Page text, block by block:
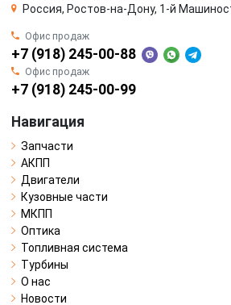
Россия, Ростов-на-Дону, 1-й
Офис продаж
+7 (918) 245-00-88
Офис продаж
+7 (918) 245-00-99
Навигация
Запчасти
АКПП
Двигатели
Кузовные части
МКПП
Оптика
Топливная система
Турбины
О нас
Новости